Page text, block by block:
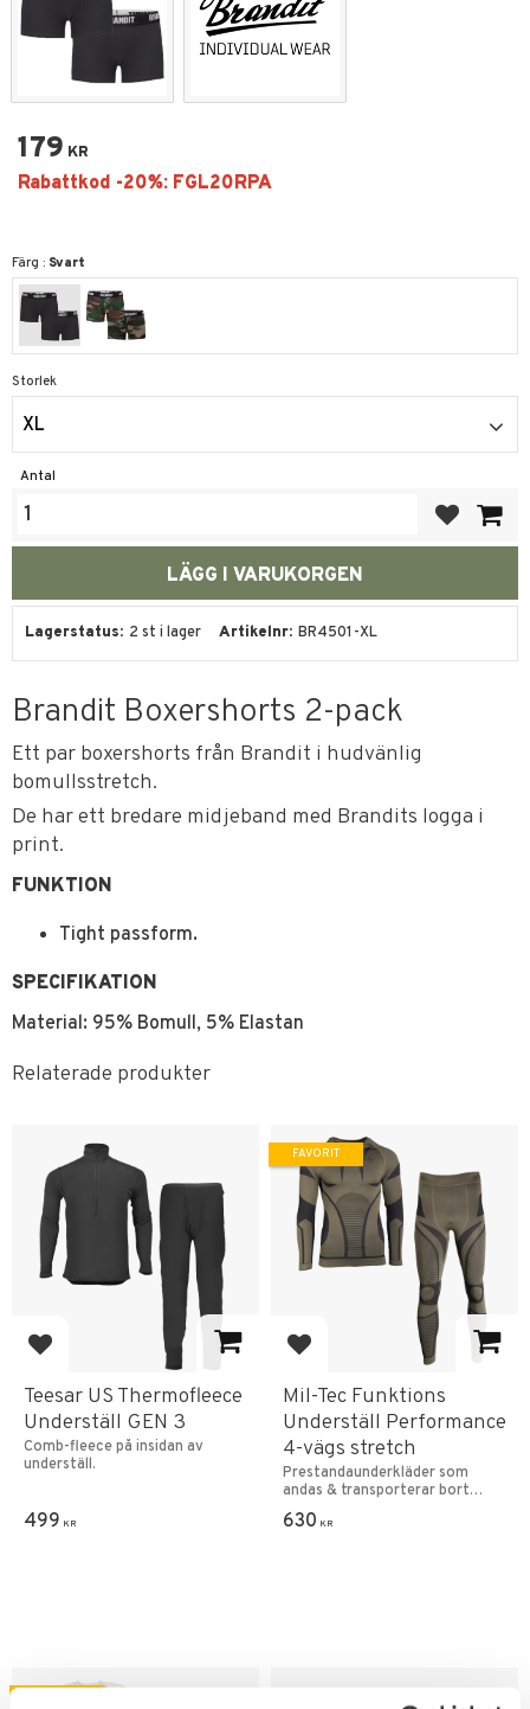
179 KR
Färg : Svart
Storlek
XL
Antal
Lagerstatus 2 st i lager Artikelnr BR4501-XL
Brandit Boxershorts 2-pack
Ett par boxershorts från Brandit i hudvänlig
bomullsstretch.
De har ett bredare midjeband med Brandits logga i
print.
FUNKTION
Tight passform.
SPECIFIKATION
Material: 95% Bomull, 5% Elastan
Relaterade produkter
Lägg till i favoriter
Teesar US Thermofleece
Underställ GEN 3
Comb-fleece på insidan av
underställ.
499 KR
Lägg till i favoriter
Mil-Tec Funktions
Underställ Performance
4-vägs stretch
Prestandaunderkläder som
andas & transporterar bort
fukt.
630 KR
FAVORIT